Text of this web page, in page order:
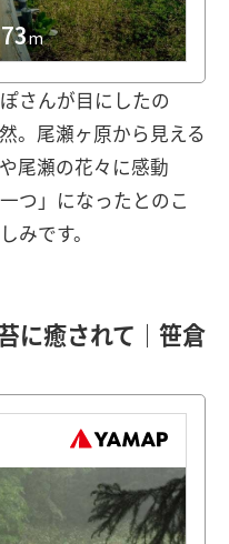
さんが目にしたの
。尾瀬ヶ原から見える
尾瀬の花々に感動
つ」になったとのこ
みです。
に癒されて｜笹倉